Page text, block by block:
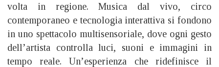
volta in regione. Musica dal vivo, circo
contemporaneo e tecnologia interattiva si fondono
in uno spettacolo multisensoriale, dove ogni gesto
dell’artista controlla luci, suoni e immagini in
tempo reale. Un’esperienza che ridefinisce il